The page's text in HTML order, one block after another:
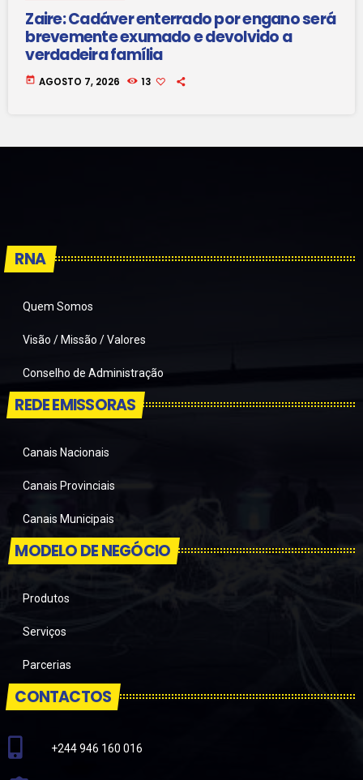
Zaire: Cadáver enterrado por engano será
brevemente exumado e devolvido a
verdadeira família
today AGOSTO 7, 2026 13
RNA
Quem Somos
Visão / Missão / Valores
Conselho de Administração
REDE EMISSORAS
Canais Nacionais
Canais Provinciais
Canais Municipais
MODELO DE NEGÓCIO
Produtos
Serviços
Parcerias
CONTACTOS
+244 946 160 016